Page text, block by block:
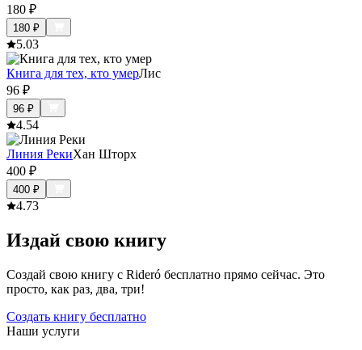
180 ₽
180 ₽
5.03
Книга для тех, кто умерЛис
96 ₽
96 ₽
4.54
Линия РекиХан Шторх
400 ₽
400 ₽
4.73
Издай свою книгу
Создай свою книгу с Rideró бесплатно прямо сейчас. Это
просто, как раз, два, три!
Создать книгу бесплатно
Наши услуги